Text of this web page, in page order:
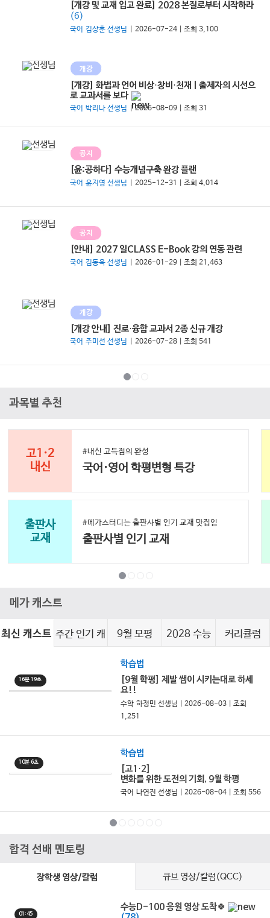
[개강 및 교재 입고 완료] 2028 본질로부터 시작하라
(6)
국어 김상훈 선생님 | 2026-07-24 | 조회 3,100
개강
[개강] 화법과 언어 비상·창비·천재 | 출제자의 시선으
로 교과서를 보다
국어 박리나 선생님 | 2026-08-09 | 조회 31
공지
[윤:공하다] 수능개념구축 완강 플랜
국어 윤지영 선생님 | 2025-12-31 | 조회 4,014
공지
[안내] 2027 일CLASS E-Book 강의 연동 관련
국어 김동욱 선생님 | 2026-01-29 | 조회 21,463
개강
[개강 안내] 진로·융합 교과서 2종 신규 개강
국어 주미선 선생님 | 2026-07-28 | 조회 541
과목별 추천
고1·2
내신
#내신 고득점의 완성
국어·영어 학평변형 특강
출판사
교재
#메가스터디는 출판사별 인기 교재 맛집임
출판사별 인기 교재
메가 캐스트
최신 캐스트 주간 인기 캐 9월 모평 2028 수능 커리큘럼
16분 19초
학습법
[9월 학평] 제발 쌤이 시키는대로 하세
요!!
수학 하정민 선생님 | 2026-08-03 | 조회
1,251
10분 6초
학습법
[고1·2]
변화를 위한 도전의 기회, 9월 학평
국어 나연진 선생님 | 2026-08-04 | 조회 556
합격 선배 멘토링
장학생 영상/칼럼 큐브 영상/칼럼(QCC)
01:45
수능D-100 응원 영상 도착🍀